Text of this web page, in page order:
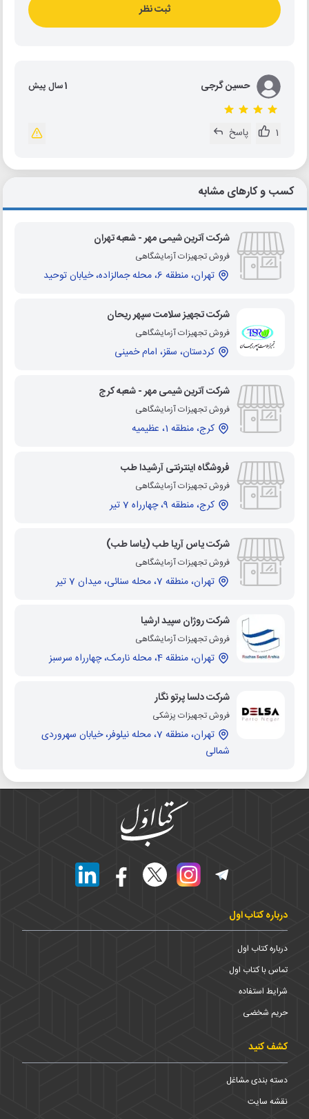
ثبت نظر
حسین گرجی 1 سال پیش
1 پاسخ
کسب و کارهای مشابه
شرکت آترین شیمی مهر - شعبه تهران
فروش تجهیزات آزمایشگاهی
تهران، منطقه 6، محله جمالزاده، خیابان توحید
شرکت تجهیز سلامت سپهر ریحان
فروش تجهیزات آزمایشگاهی
کردستان، سقز، امام خمینی
شرکت آترین شیمی مهر - شعبه کرج
فروش تجهیزات آزمایشگاهی
کرج، منطقه 1، عظیمیه
فروشگاه اینترنتی آرشیدا طب
فروش تجهیزات آزمایشگاهی
کرج، منطقه 9، چهارراه 7 تیر
شرکت یاس آریا طب (یاسا طب)
فروش تجهیزات آزمایشگاهی
تهران، منطقه 7، محله سنائی، میدان 7 تیر
شرکت روژان سپید ارشیا
فروش تجهیزات آزمایشگاهی
تهران، منطقه 4، محله نارمک، چهارراه سرسبز
شرکت دلسا پرتو نگار
فروش تجهیزات پزشکی
تهران، منطقه 7، محله نیلوفر، خیابان سهروردی
شمالی
درباره کتاب اول
درباره کتاب اول
تماس با کتاب اول
شرایط استفاده
حریم شخضی
کشف کنید
دسته بندی مشاغل
نقشه سایت